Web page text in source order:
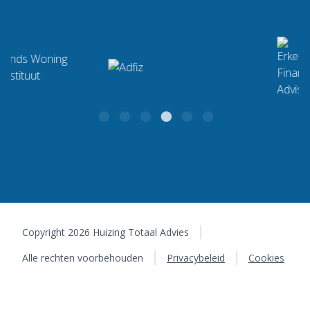
9765 BR Eelde-Paterswolde
Copyright 2026 Huizing Totaal Advies
Alle rechten voorbehouden
Privacybeleid Cookies